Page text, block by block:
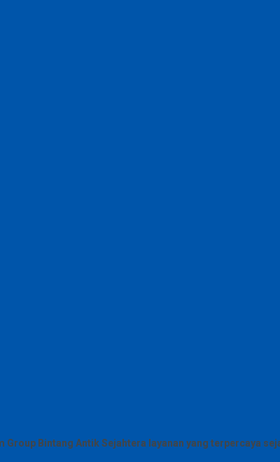
Bintang Antik Sejahtera layanan yang terpercaya